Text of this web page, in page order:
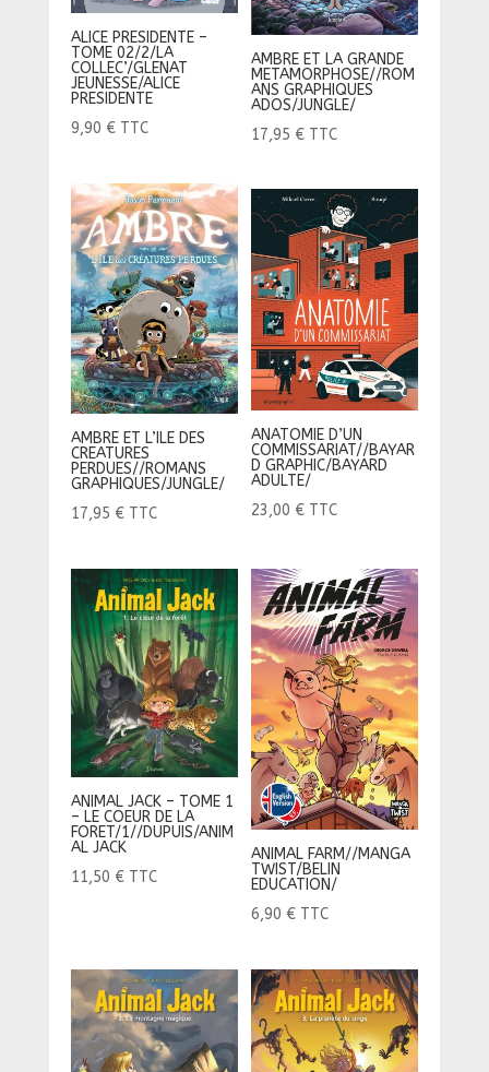
ALICE PRESIDENTE –
TOME 02/2/LA
COLLEC’/GLENAT
JEUNESSE/ALICE
PRESIDENTE
9,90 € TTC
AMBRE ET LA GRANDE
METAMORPHOSE//ROM
ANS GRAPHIQUES
ADOS/JUNGLE/
17,95 € TTC
AMBRE ET L’ILE DES
CREATURES
PERDUES//ROMANS
GRAPHIQUES/JUNGLE/
17,95 € TTC
ANATOMIE D’UN
COMMISSARIAT//BAYAR
D GRAPHIC/BAYARD
ADULTE/
23,00 € TTC
ANIMAL JACK – TOME 1
– LE COEUR DE LA
FORET/1//DUPUIS/ANIM
AL JACK
11,50 € TTC
ANIMAL FARM//MANGA
TWIST/BELIN
EDUCATION/
6,90 € TTC